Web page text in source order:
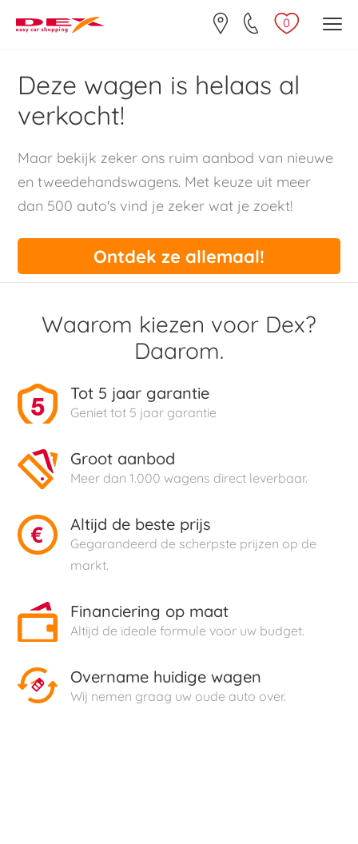
0
Deze wagen is helaas al
verkocht!
Maar bekijk zeker ons ruim aanbod van nieuwe
en tweedehandswagens. Met keuze uit meer
dan 500 auto's vind je zeker wat je zoekt!
Ontdek ze allemaal!
Waarom kiezen voor Dex?
Daarom.
Tot 5 jaar garantie
Geniet tot 5 jaar garantie
Groot aanbod
Meer dan 1.000 wagens direct leverbaar.
Altijd de beste prijs
Gegarandeerd de scherpste prijzen op de
markt.
Financiering op maat
Altijd de ideale formule voor uw budget.
Overname huidige wagen
Wij nemen graag uw oude auto over.